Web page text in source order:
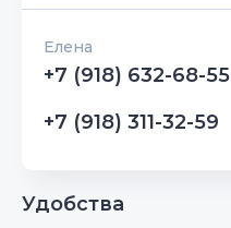
Елена
+7 (918) 632-68-55
+7 (918) 311-32-59
Удобства